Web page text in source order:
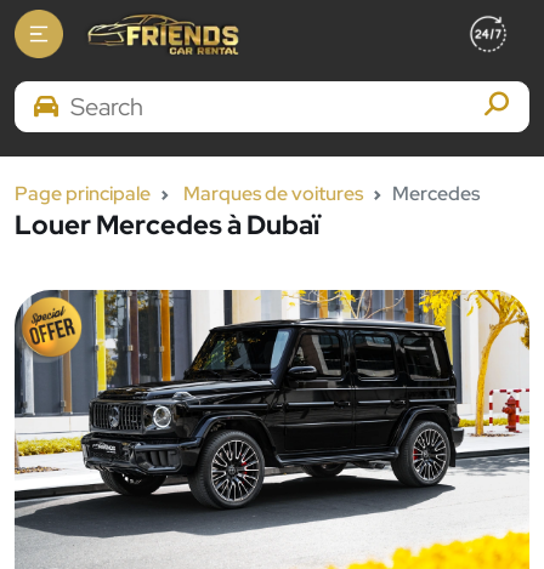
Search Brands
Page principale Marques de voitures Mercedes
Louer Mercedes à Dubaï